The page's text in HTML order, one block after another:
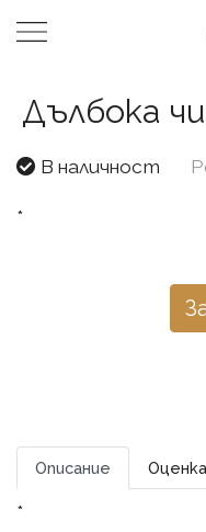
Дълбока
В наличност
*
Описание Оценка
*